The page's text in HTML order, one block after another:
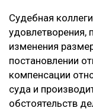
Судебная
удовлетворения,
изменения
постановлении
компенсации
суда и
обстоятельств